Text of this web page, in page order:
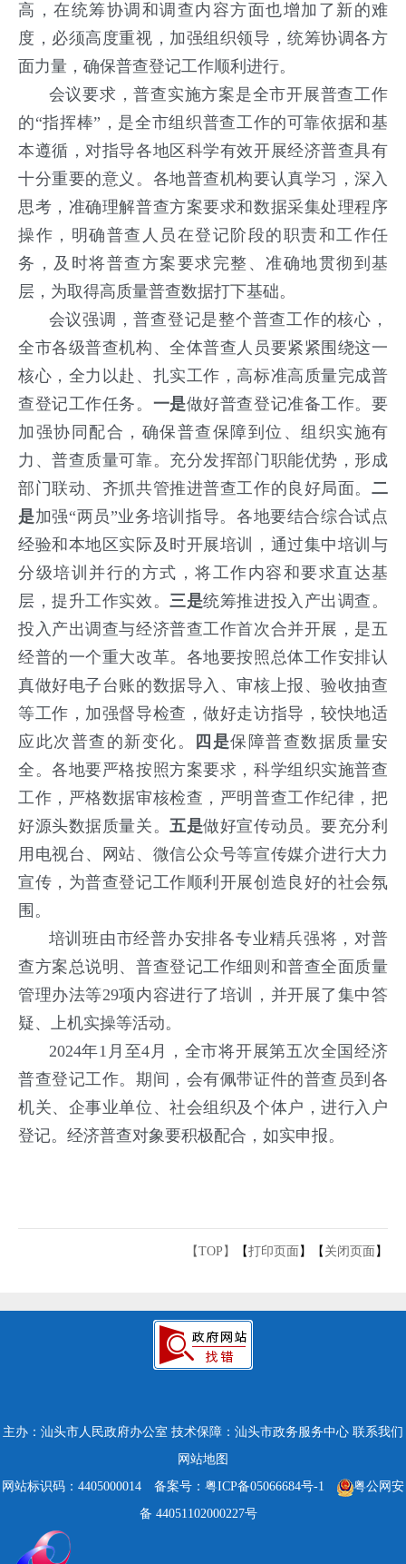
高，在统筹协调和调查内容方面也增加了新的难
度，必须高度重视，加强组织领导，统筹协调各方
面力量，确保普查登记工作顺利进行。
会议要求，普查实施方案是全市开展普查工作
的“指挥棒”，是全市组织普查工作的可靠依据和基
本遵循，对指导各地区科学有效开展经济普查具有
十分重要的意义。各地普查机构要认真学习，深入
思考，准确理解普查方案要求和数据采集处理程序
操作，明确普查人员在登记阶段的职责和工作任
务，及时将普查方案要求完整、准确地贯彻到基
层，为取得高质量普查数据打下基础。
会议强调，普查登记是整个普查工作的核心，
全市各级普查机构、全体普查人员要紧紧围绕这一
核心，全力以赴、扎实工作，高标准高质量完成普
查登记工作任务。 一是做好普查登记准备工作。要
加强协同配合，确保普查保障到位、组织实施有
力、普查质量可靠。充分发挥部门职能优势，形成
部门联动、齐抓共管推进普查工作的良好局面。 二
是加强“两员”业务培训指导。各地要结合综合试点
经验和本地区实际及时开展培训，通过集中培训与
分级培训并行的方式，将工作内容和要求直达基
层，提升工作实效。三是统筹推进投入产出调查。
投入产出调查与经济普查工作首次合并开展，是五
经普的一个重大改革。各地要按照总体工作安排认
真做好电子台账的数据导入、审核上报、验收抽查
等工作，加强督导检查，做好走访指导，较快地适
应此次普查的新变化。
四是保障普查数据质量安
全。各地要严格按照方案要求，科学组织实施普查
工作，严格数据审核检查，严明普查工作纪律，把
好源头数据质量关。五是做好宣传动员。要充分利
用电视台、网站、微信公众号等宣传媒介进行大力
宣传，为普查登记工作顺利开展创造良好的社会氛
围。
培训班由市经普办安排各专业精兵强将，对普
查方案总说明、普查登记工作细则和普查全面质量
管理办法等29项内容进行了培训，并开展了集中答
疑、上机实操等活动。
2024年1月至4月，全市将开展第五次全国经济
普查登记工作。期间，会有佩带证件的普查员到各
机关、企事业单位、社会组织及个体户，进行入户
登记。经济普查对象要积极配合，如实申报。
【TOP】 【打印页面 】【 关闭页面 】
主办：汕头市人民政府办公室 技术保障：汕头市政务服务中心 联系我们
网站地图
网站标识码：4405000014
备案号：粤ICP备05066684号-1
粤公网安
备 44051102000227号